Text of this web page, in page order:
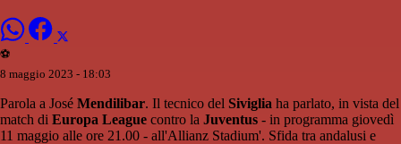
⚽️
8 maggio 2023 - 18:03
Parola a José Mendilibar. Il tecnico del Siviglia ha parlato, in vista del
match di Europa League contro la Juventus - in programma giovedì
11 maggio alle ore 21.00 - all'Allianz Stadium'. Sfida tra andalusi e